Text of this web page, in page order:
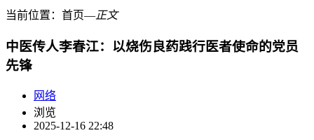
当前位置： 首页―正文
中医传人李春江：以烧伤良药践行医者使命的党员
先锋
网络
浏览
2025-12-16 22:48